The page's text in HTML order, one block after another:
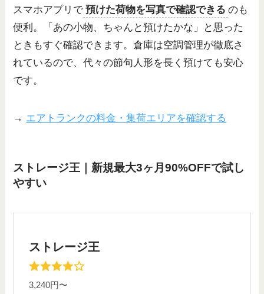
スマホアプリで 預けた荷物を写真で確認できる のも
便利。「あの小物、ちゃんと預けたかな」と思った
ときもすぐ確認できます。倉庫は空調管理が徹底さ
れているので、代々の節句人形を長く預けても安心
です。
→ エアトランクの料金・集荷エリアを確認する
ストレージ王｜新規最大3ヶ月90%OFFで試し
やすい
ストレージ王
3,240円〜